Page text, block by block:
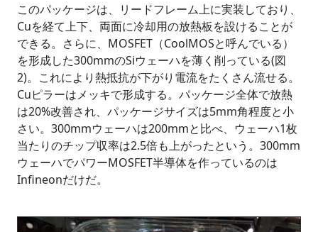
このパッケージは、リードフレーム上に実装しており、
Cuを経て上下、両面に冷却用の放熱板を設けることが
できる。さらに、MOSFET（CoolMOSと呼んでいる）
を形成した300mmのSiウェーハを薄く削っている(図
2)。これにより熱抵抗が下がり電流をたくさん流せる。
Cuピラーはメッキで形成する。パッケージ全体で放熱
は20%改善され、パッケージサイズは5mm角程度と小
さい。300mmウェーハは200mmと比べ、ウェーハ1枚
当たりのチップ収率は2.5倍も上がったという。300mm
ウェーハでパワーMOSFET半導体を作っているのは
Infineonだけだ。